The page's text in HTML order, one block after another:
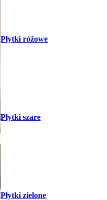
Płytki różowe
Płytki szare
Płytki zielone